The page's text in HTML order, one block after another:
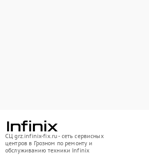
СЦ grz.infinix-fix.ru - сеть сервисных
центров в Грозном по ремонту и
обслуживанию техники Infinix